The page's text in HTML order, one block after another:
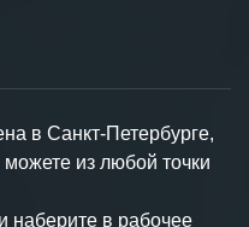
в Санкт-Петербурге,
из любой точки
наберите в рабочее